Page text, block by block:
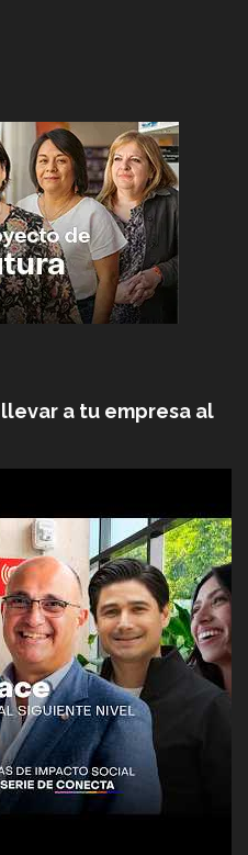
a tu empresa al